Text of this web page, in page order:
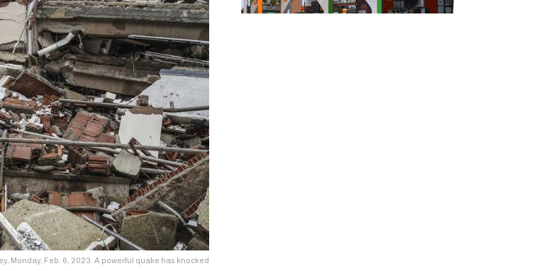
Monday, Feb. 6, 2023. A powerful quake has knocked